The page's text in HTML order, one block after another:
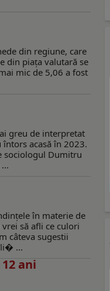
din regiune, care
din piața valutară se
mic de 5,06 a fost
greu de interpretat
acasă în 2023.
sociologul Dumitru
în materie de
să afli ce culori
câteva sugestii
...
ani